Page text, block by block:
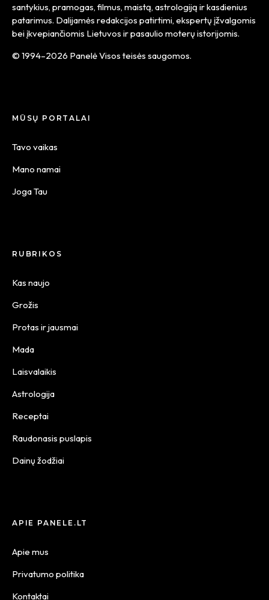
santykius, pramogas, filmus, maistą, astrologiją ir kasdienius
patarimus. Dalijamės redakcijos patirtimi, ekspertų įžvalgomis
bei įkvepiančiomis Lietuvos ir pasaulio moterų istorijomis.
© 1994–2026 Panelė Visos teisės saugomos.
MŪSŲ PORTALAI
Tavo vaikas
Mano namai
Joga Tau
RUBRIKOS
Kas naujo
Grožis
Protas ir jausmai
Mada
Laisvalaikis
Astrologija
Receptai
Raudonasis puslapis
Dainų žodžiai
APIE PANELE.LT
Apie mus
Privatumo politika
Kontaktai